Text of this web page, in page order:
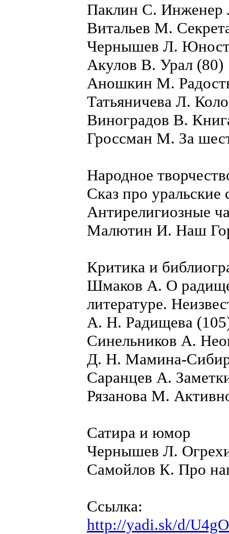
Паклин С. Инженер
Витальев М.
Чернышев Л.
Акулов В. Урал (80)
Аношкин М.
Татьяничева Л.
Виноградов В.
Гроссман М. За
Народное
Сказ про
Антирелигиозные
Малютин И. Наш
Критика и
Шмаков А. О
литературе.
А. Н. Радищева
Синельников А.
Д. Н. Мамина-
Саранцев А.
Рязанова М.
Сатира и юмор
Чернышев Л.
Самойлов К. Про
Ссылка:
http://yadi.sk/d/